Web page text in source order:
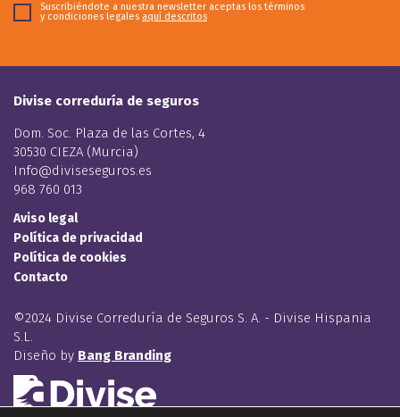
Suscribiéndote a nuestra newsletter aceptas los términos
y condiciones legales aquí descritos
Divise correduría de seguros
Dom. Soc. Plaza de las Cortes, 4
30530 CIEZA (Murcia)
Info@diviseseguros.es
968 760 013
Aviso legal
Política de privacidad
Política de cookies
Contacto
©2024 Divise Correduría de Seguros S. A. - Divise Hispania
S.L.
Diseño by Bang Branding